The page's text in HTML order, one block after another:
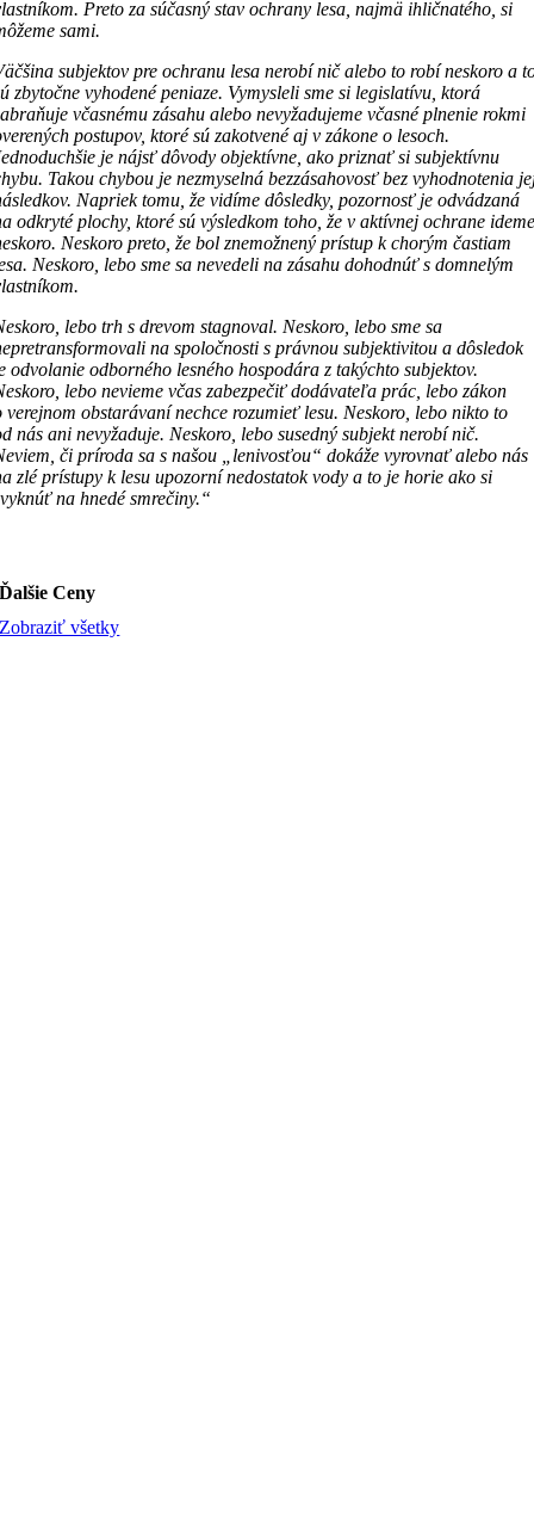
Preto za súčasný stav ochrany lesa, najmä ihličnatého, si
sami.
subjektov pre ochranu lesa nerobí nič alebo to robí neskoro a
zbytočne vyhodené peniaze. Vymysleli sme si legislatívu, ktorá
včasnému zásahu alebo nevyžadujeme včasné plnenie rokmi
postupov, ktoré sú zakotvené aj v zákone o lesoch.
je nájsť dôvody objektívne, ako priznať si subjektívnu
Takou chybou je nezmyselná bezzásahovosť bez vyhodnotenia
Napriek tomu, že vidíme dôsledky, pozornosť je odvádzaná
odkryté plochy, ktoré sú výsledkom toho, že v aktívnej ochrane
Neskoro preto, že bol znemožnený prístup k chorým častiam
Neskoro, lebo sme sa nevedeli na zásahu dohodnúť s domnelým
lebo trh s drevom stagnoval. Neskoro, lebo sme sa
na spoločnosti s právnou subjektivitou a dôsledok
odvolanie odborného lesného hospodára z takýchto subjektov.
lebo nevieme včas zabezpečiť dodávateľa prác, lebo zákon
verejnom obstarávaní nechce rozumieť lesu. Neskoro, lebo nikto to
nás ani nevyžaduje. Neskoro, lebo susedný subjekt nerobí nič.
či príroda sa s našou „lenivosťou“ dokáže vyrovnať alebo nás
zlé prístupy k lesu upozorní nedostatok vody a to je horie ako si
na hnedé smrečiny.“
Ďalšie Ceny
Zobraziť všetky